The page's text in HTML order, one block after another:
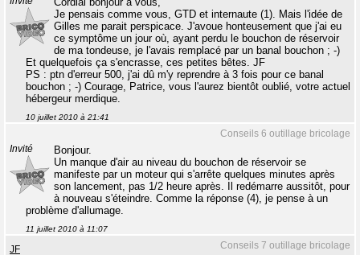
Je pensais comme vous, GTD et internaute (1). Mais l'idée de
Gilles me parait perspicace. J'avoue honteusement que j'ai eu
ce symptôme un jour où, ayant perdu le bouchon de réservoir
de ma tondeuse, je l'avais remplacé par un banal bouchon ; -)
Et quelquefois ça s'encrasse, ces petites bêtes. JF
PS : ptn d'erreur 500, j'ai dû m'y reprendre à 3 fois pour ce banal
bouchon ; -) Courage, Patrice, vous l'aurez bientôt oublié, votre actuel
hébergeur merdique.
10 juillet 2010 à 21:41
Conseils 6 outillage bricolage
Invité
Bonjour.
Un manque d'air au niveau du bouchon de réservoir se
manifeste par un moteur qui s'arrête quelques minutes après
son lancement, pas 1/2 heure après. Il redémarre aussitôt, pour
à nouveau s'éteindre. Comme la réponse (4), je pense à un
problème d'allumage.
11 juillet 2010 à 11:07
Conseils 7 outillage bricolage
JF